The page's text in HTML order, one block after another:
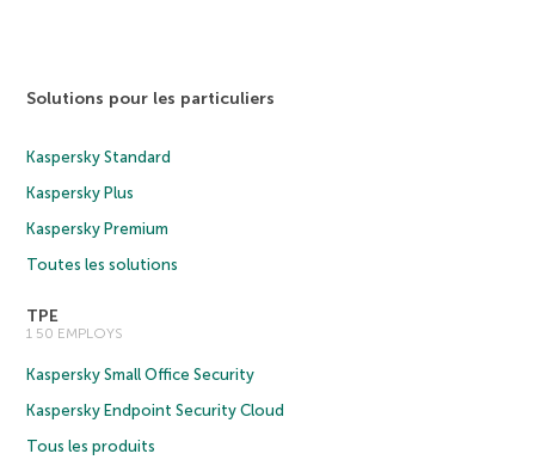
Solutions pour les particuliers
Kaspersky Standard
Kaspersky Plus
Kaspersky Premium
Toutes les solutions
TPE
1 50 EMPLOYS
Kaspersky Small Office Security
Kaspersky Endpoint Security Cloud
Tous les produits